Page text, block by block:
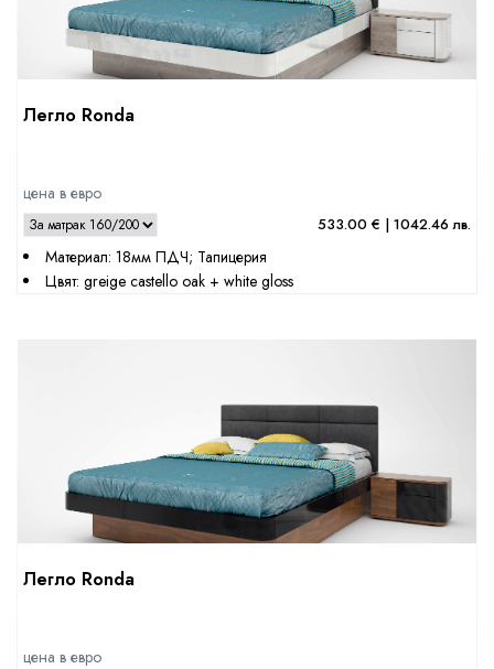
Легло Ronda
цена в евро
533.00 € | 1042.46 лв.
Материал: 18мм ПДЧ; Тапицерия
Цвят: greige castello oak + white gloss
Легло Ronda
цена в евро